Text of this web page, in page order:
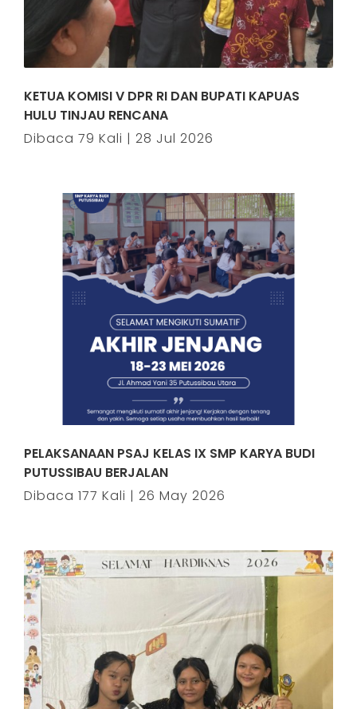
KETUA KOMISI V DPR RI DAN BUPATI KAPUAS
HULU TINJAU RENCANA
Dibaca 79 Kali | 28 Jul 2026
PELAKSANAAN PSAJ KELAS IX SMP KARYA BUDI
PUTUSSIBAU BERJALAN
Dibaca 177 Kali | 26 May 2026